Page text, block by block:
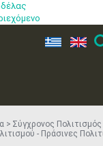
ελ en
Σύγχρονος Πολιτισμός
- Πράσινες